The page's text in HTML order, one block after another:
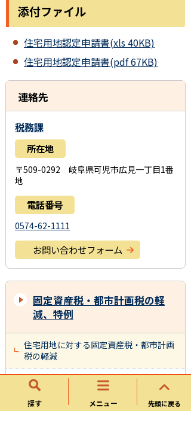
探す メニュー
添付ファイル
住宅用地認定申請書(xls 40KB)
住宅用地認定申請書(pdf 67KB)
連絡先
税務課
所在地
〒509-0292 岐阜県可児市広見一丁目1番
地
電話番号
0574-62-1111
お問い合わせフォーム
先頭に戻る
固定資産税・都市計画税の軽
減、特例
住宅用地に対する固定資産税・都市計画
税の軽減
新築家屋に対する固定資産税の軽減
耐震改修工事が行われた住宅等に係る固